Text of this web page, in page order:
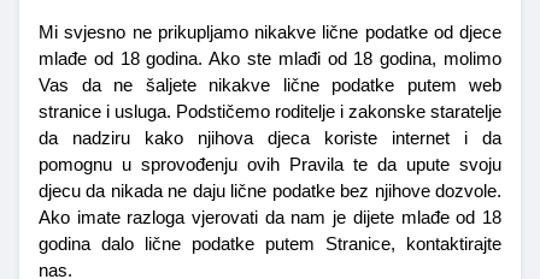
Mi svjesno ne prikupljamo nikakve lične podatke od djece
mlađe od 18 godina. Ako ste mlađi od 18 godina, molimo
Vas da ne šaljete nikakve lične podatke putem web
stranice i usluga. Podstičemo roditelje i zakonske staratelje
da nadziru kako njihova djeca koriste internet i da
pomognu u sprovođenju ovih Pravila te da upute svoju
djecu da nikada ne daju lične podatke bez njihove dozvole.
Ako imate razloga vjerovati da nam je dijete mlađe od 18
godina dalo lične podatke putem Stranice, kontaktirajte
nas.